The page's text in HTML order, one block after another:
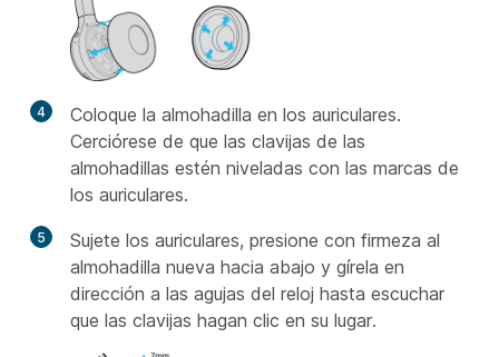
4
Coloque la almohadilla en los auriculares.
Cerciórese de que las clavijas de las
almohadillas estén niveladas con las marcas de
los auriculares.
5
Sujete los auriculares, presione con firmeza al
almohadilla nueva hacia abajo y gírela en
dirección a las agujas del reloj hasta escuchar
que las clavijas hagan clic en su lugar.